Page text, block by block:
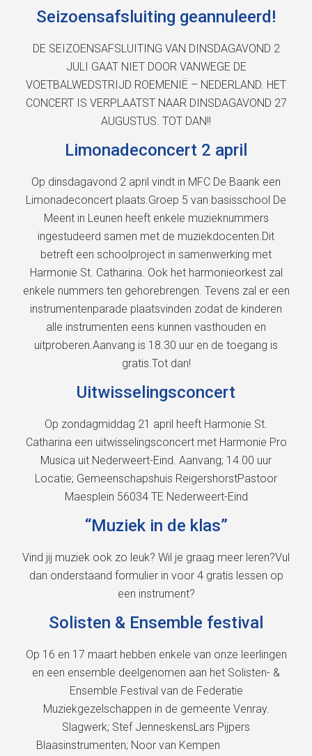
Seizoensafsluiting geannuleerd!
DE SEIZOENSAFSLUITING VAN DINSDAGAVOND 2
JULI GAAT NIET DOOR VANWEGE DE
VOETBALWEDSTRIJD ROEMENIË – NEDERLAND. HET
CONCERT IS VERPLAATST NAAR DINSDAGAVOND 27
AUGUSTUS. TOT DAN!!
Limonadeconcert 2 april
Op dinsdagavond 2 april vindt in MFC De Baank een
Limonadeconcert plaats.Groep 5 van basisschool De
Meent in Leunen heeft enkele muzieknummers
ingestudeerd samen met de muziekdocenten.Dit
betreft een schoolproject in samenwerking met
Harmonie St. Catharina. Ook het harmonieorkest zal
enkele nummers ten gehorebrengen. Tevens zal er een
instrumentenparade plaatsvinden zodat de kinderen
alle instrumenten eens kunnen vasthouden en
uitproberen.Aanvang is 18.30 uur en de toegang is
gratis.Tot dan!
Uitwisselingsconcert
Op zondagmiddag 21 april heeft Harmonie St.
Catharina een uitwisselingsconcert met Harmonie Pro
Musica uit Nederweert-Eind. Aanvang; 14.00 uur
Locatie; Gemeenschapshuis ReigershorstPastoor
Maesplein 56034 TE Nederweert-Eind
“Muziek in de klas”
Vind jij muziek ook zo leuk? Wil je graag meer leren?Vul
dan onderstaand formulier in voor 4 gratis lessen op
een instrument?
Solisten & Ensemble festival
Op 16 en 17 maart hebben enkele van onze leerlingen
en een ensemble deelgenomen aan het Solisten- &
Ensemble Festival van de Federatie
Muziekgezelschappen in de gemeente Venray.
Slagwerk; Stef JenneskensLars Pijpers
Blaasinstrumenten; Noor van Kempen